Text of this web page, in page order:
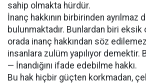
sahip olmakta hürdür.
İnanç hakkının birbirinden ayrılmaz
bulunmaktadır. Bunlardan biri eksik
orada inanç hakkından söz
insanlara zulüm yapılıyor demektir.
— İnandığını ifade edebilme hakkı.
Bu hak hiçbir güçten korkmadan,